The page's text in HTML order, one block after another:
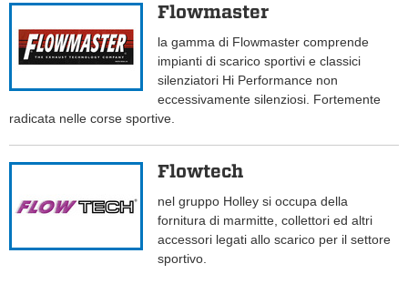
Flowmaster
la gamma di Flowmaster comprende
impianti di scarico sportivi e classici
silenziatori Hi Performance non
eccessivamente silenziosi. Fortemente
radicata nelle corse sportive.
Flowtech
nel gruppo Holley si occupa della
fornitura di marmitte, collettori ed altri
accessori legati allo scarico per il settore
sportivo.